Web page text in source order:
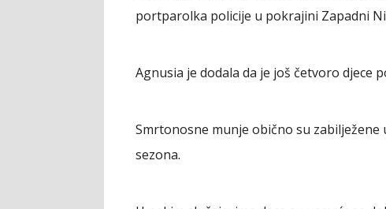
portparolka policije u pokrajini Zapadni
Agnusia je dodala da je još četvoro djece
Smrtonosne munje obično su
sezona.